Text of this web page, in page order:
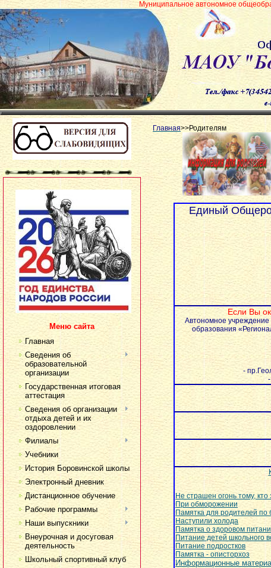
Муниципальное автономное общеобразовательное
Меню сайта
Главная
Сведения об
образовательной
организации
Государственная итоговая
аттестация
Сведения об организации
отдыха детей и их
оздоровлении
Филиалы
Учебники
История Боровинской школы
Электронный дневник
Дистанционное обучение
Рабочие программы
Наши выпускники
Внеурочная и досуговая
деятельность
Школьный спортивный клуб
Главная>>Родителям
Единый
Если Вы
Автономное учреждение
образования
-
Не страшен огонь тому,
При обморожении
Памятка для родителей по
Наступили холода
Памятка о здоровом
Питание детей школьного
Питание подростков
Памятка - описторхоз
Информационные